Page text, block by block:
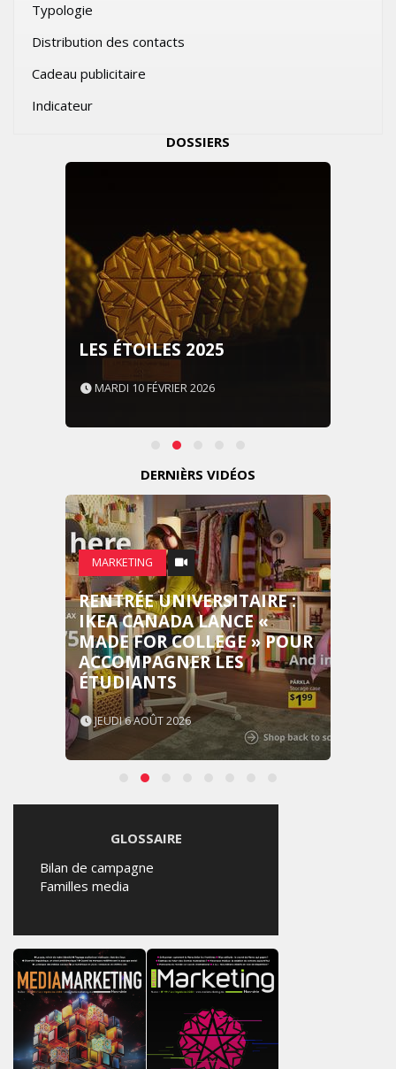
Typologie
Distribution des contacts
Cadeau publicitaire
Indicateur
DOSSIERS
LES ÉTOILES 2025
MARDI 10 FÉVRIER 2026
DERNIÈRS VIDÉOS
MARKETING
RENTRÉE UNIVERSITAIRE :
IKEA CANADA LANCE «
MADE FOR COLLEGE » POUR
ACCOMPAGNER LES
ÉTUDIANTS
JEUDI 6 AOÛT 2026
GLOSSAIRE
Bilan de campagne
Familles media